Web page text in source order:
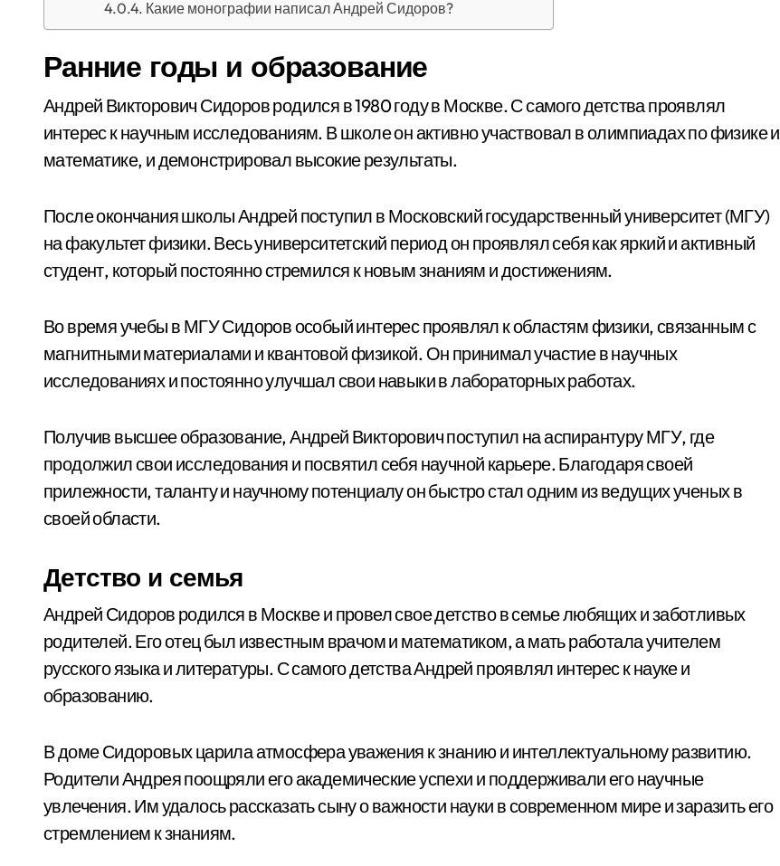
Какие монографии написал Андрей Сидоров?
Ранние годы и образование
Андрей Викторович Сидоров родился в 1980 году в Москве. С самого детства проявлял
интерес к научным исследованиям. В школе он активно участвовал в олимпиадах по физике и
математике, и демонстрировал высокие результаты.
После окончания школы Андрей поступил в Московский государственный университет (МГУ)
на факультет физики. Весь университетский период он проявлял себя как яркий и активный
студент, который постоянно стремился к новым знаниям и достижениям.
Во время учебы в МГУ Сидоров особый интерес проявлял к областям физики, связанным с
магнитными материалами и квантовой физикой. Он принимал участие в научных
исследованиях и постоянно улучшал свои навыки в лабораторных работах.
Получив высшее образование, Андрей Викторович поступил на аспирантуру МГУ, где
продолжил свои исследования и посвятил себя научной карьере. Благодаря своей
прилежности, таланту и научному потенциалу он быстро стал одним из ведущих ученых в
своей области.
Детство и семья
Андрей Сидоров родился в Москве и провел свое детство в семье любящих и заботливых
родителей. Его отец был известным врачом и математиком, а мать работала учителем
русского языка и литературы. С самого детства Андрей проявлял интерес к науке и
образованию.
В доме Сидоровых царила атмосфера уважения к знанию и интеллектуальному развитию.
Родители Андрея поощряли его академические успехи и поддерживали его научные
увлечения. Им удалось рассказать сыну о важности науки в современном мире и заразить его
стремлением к знаниям.